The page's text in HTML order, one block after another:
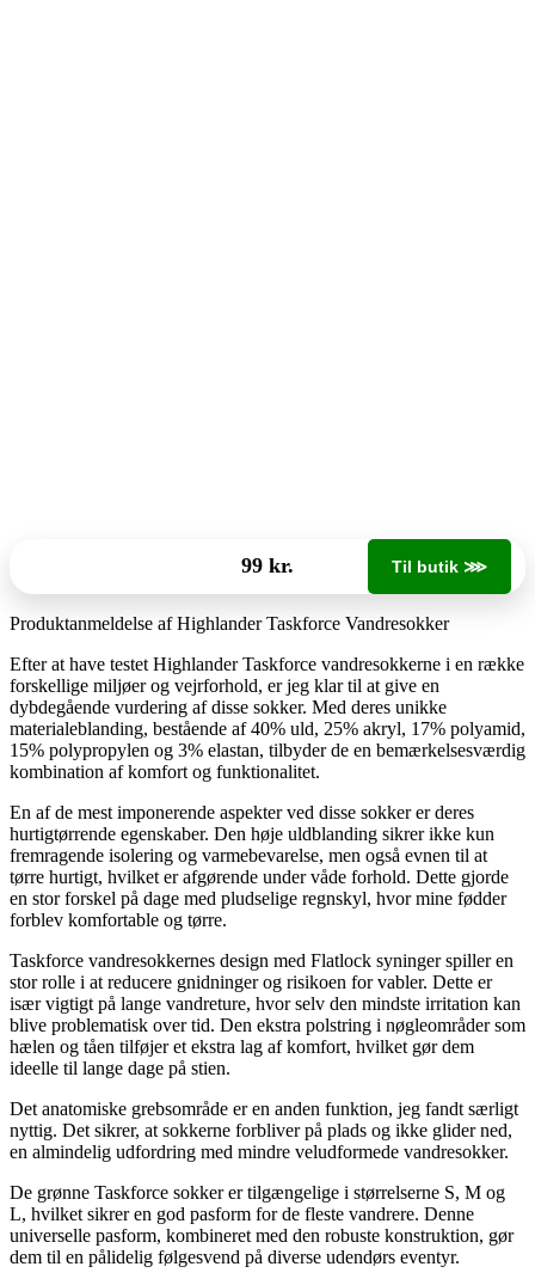
99 kr. Til butik ⋙
Produktanmeldelse af Highlander Taskforce Vandresokker
Efter at have testet Highlander Taskforce vandresokkerne i en række
forskellige miljøer og vejrforhold, er jeg klar til at give en
dybdegående vurdering af disse sokker. Med deres unikke
materialeblanding, bestående af 40% uld, 25% akryl, 17% polyamid,
15% polypropylen og 3% elastan, tilbyder de en bemærkelsesværdig
kombination af komfort og funktionalitet.
En af de mest imponerende aspekter ved disse sokker er deres
hurtigtørrende egenskaber. Den høje uldblanding sikrer ikke kun
fremragende isolering og varmebevarelse, men også evnen til at
tørre hurtigt, hvilket er afgørende under våde forhold. Dette gjorde
en stor forskel på dage med pludselige regnskyl, hvor mine fødder
forblev komfortable og tørre.
Taskforce vandresokkernes design med Flatlock syninger spiller en
stor rolle i at reducere gnidninger og risikoen for vabler. Dette er
især vigtigt på lange vandreture, hvor selv den mindste irritation kan
blive problematisk over tid. Den ekstra polstring i nøgleområder som
hælen og tåen tilføjer et ekstra lag af komfort, hvilket gør dem
ideelle til lange dage på stien.
Det anatomiske grebsområde er en anden funktion, jeg fandt særligt
nyttig. Det sikrer, at sokkerne forbliver på plads og ikke glider ned,
en almindelig udfordring med mindre veludformede vandresokker.
De grønne Taskforce sokker er tilgængelige i størrelserne S, M og
L, hvilket sikrer en god pasform for de fleste vandrere. Denne
universelle pasform, kombineret med den robuste konstruktion, gør
dem til en pålidelig følgesvend på diverse udendørs eventyr.